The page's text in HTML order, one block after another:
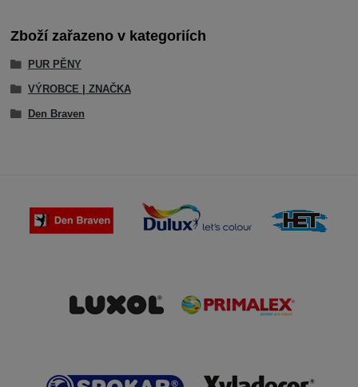
Zboží zařazeno v kategoriích
PUR PĚNY
VÝROBCE | ZNAČKA
Den Braven